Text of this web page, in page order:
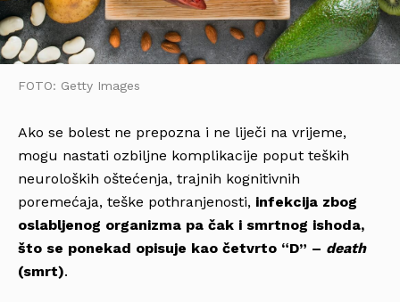
FOTO: Getty Images
Ako se bolest ne prepozna i ne liječi na vrijeme,
mogu nastati ozbiljne komplikacije poput teških
neuroloških oštećenja, trajnih kognitivnih
poremećaja, teške pothranjenosti, infekcija zbog
oslabljenog organizma pa čak i smrtnog ishoda,
što se ponekad opisuje kao četvrto “D” – death
(smrt).